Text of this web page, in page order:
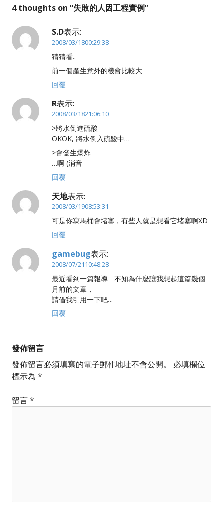
4 thoughts on “失敗的人因工程實例”
S.D表示:
2008/03/1800:29:38
猜猜看..
前一個產生意外的機會比較大
回覆
R表示:
2008/03/1821:06:10
>將水倒進硫酸
OKOK, 將水倒入硫酸中…
>會發生爆炸
…啊 (消音
回覆
天地表示:
2008/03/1908:53:31
可是你寫馬桶會堵塞，有些人就是想看它堵塞啊XD
回覆
gamebug表示:
2008/07/2110:48:28
最近看到一篇報導，不知為什麼讓我想起這篇幾個
月前的文章，
請借我引用一下吧…
回覆
發佈留言
發佈留言必須填寫的電子郵件地址不會公開。
必填欄位
標示為 *
留言*